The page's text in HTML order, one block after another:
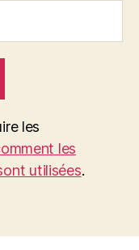
les
les
utilisées.